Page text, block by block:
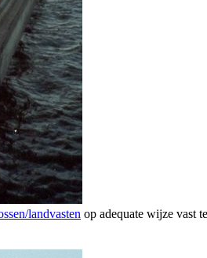
landvasten op adequate wijze vast